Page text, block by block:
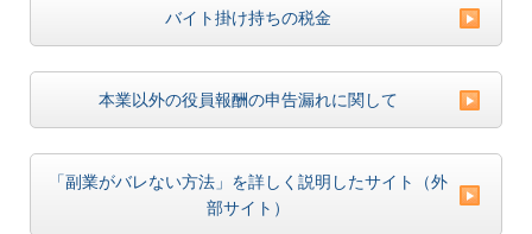
バイト掛け持ちの税金
本業以外の役員報酬の申告漏れに関して
「副業がバレない方法」を詳しく説明したサイト（外
部サイト）